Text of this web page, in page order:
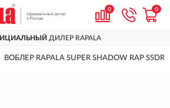
0 0
ДИЛЕР RAPALA
ВОБЛЕР RAPALA SUPER SHADOW RAP